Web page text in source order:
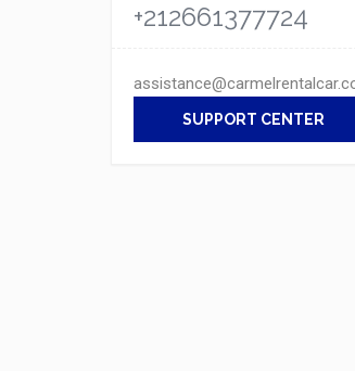
+212661377724
SUPPORT CENTER